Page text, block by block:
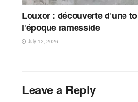
Louxor : découverte d’une
l’époque ramesside
July 12, 2026
Leave a Reply